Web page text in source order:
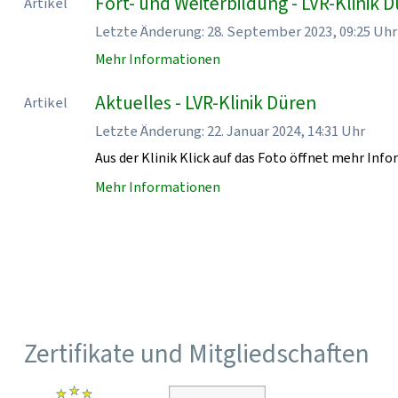
Letzte Änderung: 28. September 2023, 09:25 Uhr
Mehr Informationen
Artikel Aktuelles - LVR-Klinik Düren
Letzte Änderung: 22. Januar 2024, 14:31 Uhr
Aus der Klinik Klick auf das Foto öffnet mehr
Mehr Informationen
Zertifikate und Mitgliedschaften